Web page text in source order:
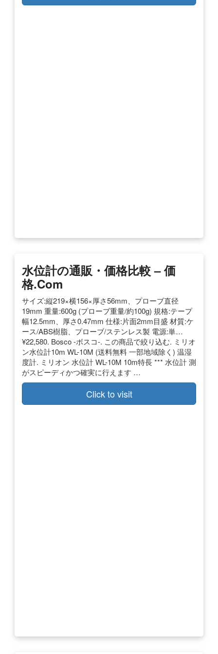
水位計の通販・価格比較 – 価
格.com
サイズ:縦219×横156×厚さ56mm、プローブ直径
19mm 重量:600g (プローブ重量/約100g) 規格:テープ
幅12.5mm、厚さ0.47mm 仕様:片面2mm目盛 材質:ケ
ース/ABS樹脂、プローブ/ステンレス製 電源:単…
¥22,580. Bosco -ボスコ-. この商品で絞り込む. ミリオ
ン水位計10m WL-10M (送料無料 一部地域除く) 温湿
度計. ミリオン 水位計 WL-10M 10m特長 *** 水位計 測
がスピーディかつ確実に行えます …
Click to visit